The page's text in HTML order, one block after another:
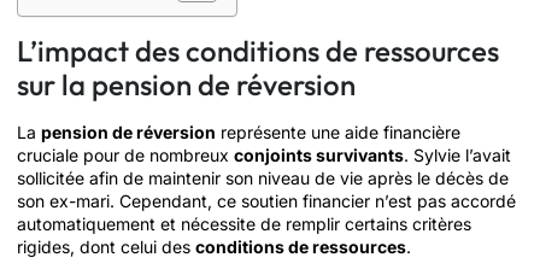
L’impact des conditions de ressources
sur la pension de réversion
La pension de réversion représente une aide financière
cruciale pour de nombreux conjoints survivants. Sylvie l’avait
sollicitée afin de maintenir son niveau de vie après le décès de
son ex-mari. Cependant, ce soutien financier n’est pas accordé
automatiquement et nécessite de remplir certains critères
rigides, dont celui des conditions de ressources.